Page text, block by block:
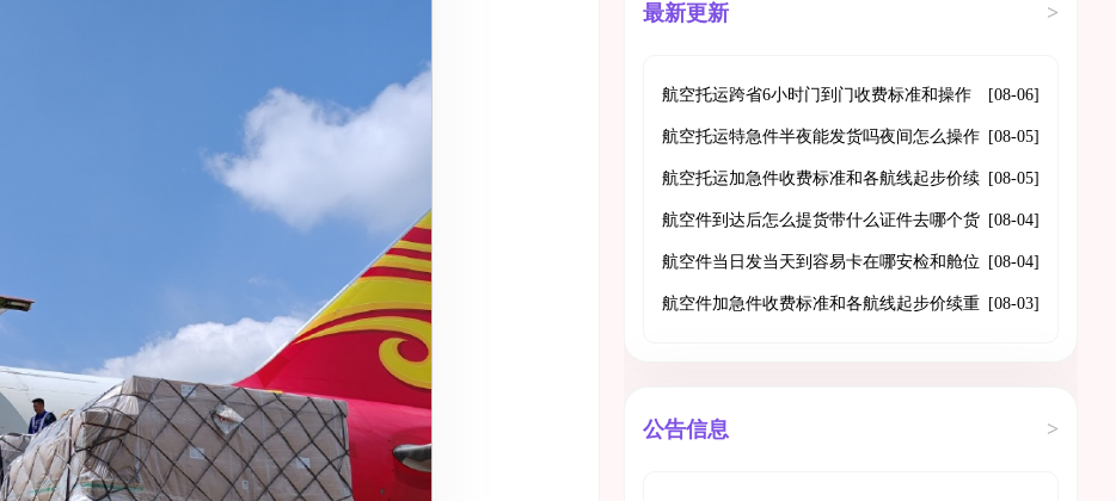
最新更新 >
航空托运跨省6小时门到门收费标准和操作
流程
[08-06]
航空托运特急件半夜能发货吗夜间怎么操作 [08-05]
航空托运加急件收费标准和各航线起步价续
重费用
[08-05]
航空件到达后怎么提货带什么证件去哪个货
站取
[08-04]
航空件当日发当天到容易卡在哪安检和舱位
怎么避坑
[08-04]
航空件加急件收费标准和各航线起步价续重 [08-03]
公告信息 >